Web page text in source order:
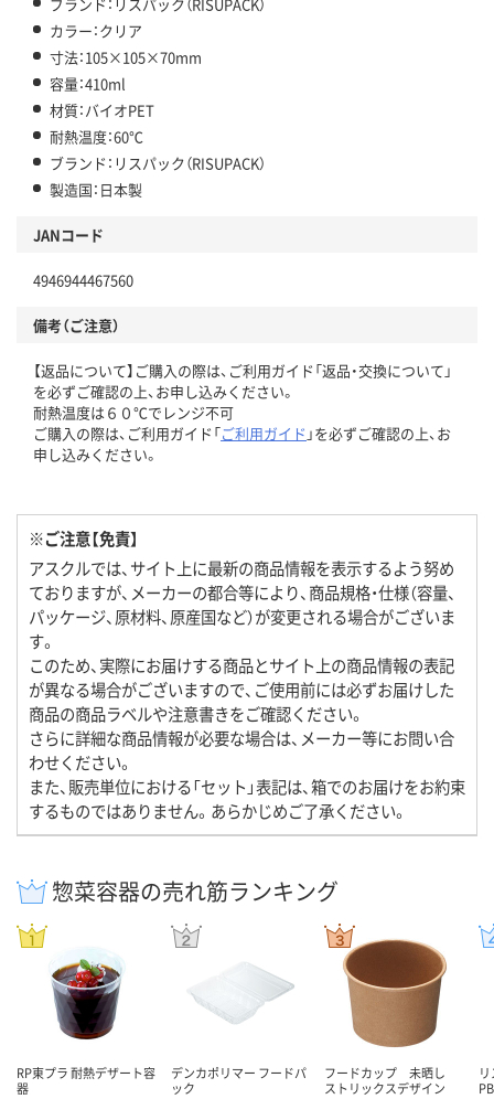
カラー：クリア
寸法：105×105×70mm
容量：410ml
材質：バイオPET
耐熱温度：60℃
ブランド：リスパック（RISUPACK）
製造国：日本製
JANコード
4946944467560
備考（ご注意）
【返品について】ご購入の際は、ご利用ガイド「返品・交換について」
を必ずご確認の上、お申し込みください。
耐熱温度は６０℃でレンジ不可
ご購入の際は、ご利用ガイド「ご利用ガイド 」を必ずご確認の上、お
申し込みください。
※ご注意【免責】
アスクルでは、サイト上に最新の商品情報を表示するよう努め
ておりますが、メーカーの都合等により、商品規格・仕様（容量、
パッケージ、原材料、原産国など）が変更される場合がございま
す。
このため、実際にお届けする商品とサイト上の商品情報の表記
が異なる場合がございますので、ご使用前には必ずお届けした
商品の商品ラベルや注意書きをご確認ください。
さらに詳細な商品情報が必要な場合は、メーカー等にお問い合
わせください。
また、販売単位における「セット」表記は、箱でのお届けをお約束
するものではありません。あらかじめご了承ください。
惣菜容器の売れ筋ランキング
RP東プラ 耐熱デザート容
器
デンカポリマー フードパ
ック
フードカップ 未晒し
ストリックスデザイン